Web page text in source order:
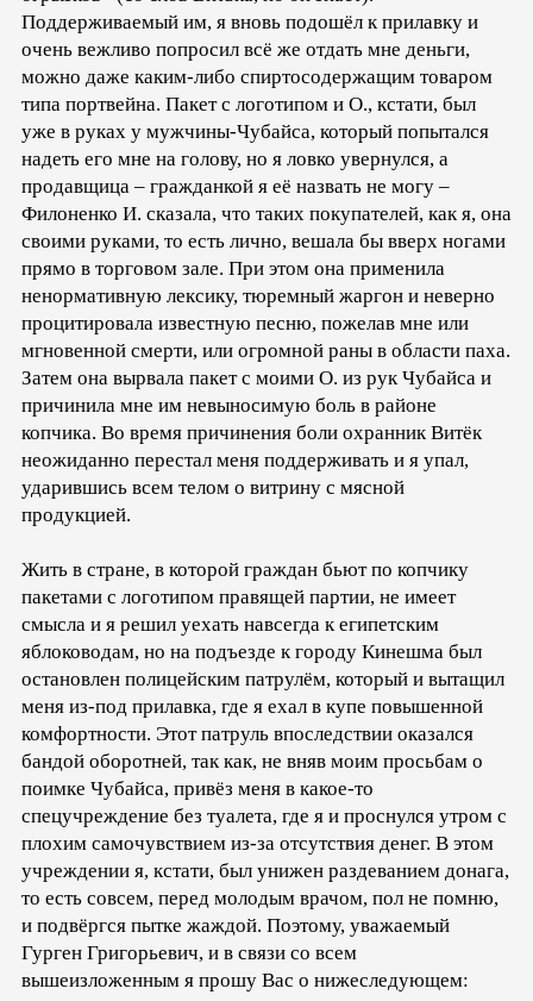
Поддерживаемый им, я вновь подошёл к прилавку и
очень вежливо попросил всё же отдать мне деньги,
можно даже каким-либо спиртосодержащим товаром
типа портвейна. Пакет с логотипом и О., кстати, был
уже в руках у мужчины-Чубайса, который попытался
надеть его мне на голову, но я ловко увернулся, а
продавщица – гражданкой я её назвать не могу –
Филоненко И. сказала, что таких покупателей, как я, она
своими руками, то есть лично, вешала бы вверх ногами
прямо в торговом зале. При этом она применила
ненормативную лексику, тюремный жаргон и неверно
процитировала известную песню, пожелав мне или
мгновенной смерти, или огромной раны в области паха.
Затем она вырвала пакет с моими О. из рук Чубайса и
причинила мне им невыносимую боль в районе
копчика. Во время причинения боли охранник Витёк
неожиданно перестал меня поддерживать и я упал,
ударившись всем телом о витрину с мясной
продукцией.
Жить в стране, в которой граждан бьют по копчику
пакетами с логотипом правящей партии, не имеет
смысла и я решил уехать навсегда к египетским
яблоководам, но на подъезде к городу Кинешма был
остановлен полицейским патрулём, который и вытащил
меня из-под прилавка, где я ехал в купе повышенной
комфортности. Этот патруль впоследствии оказался
бандой оборотней, так как, не вняв моим просьбам о
поимке Чубайса, привёз меня в какое-то
спецучреждение без туалета, где я и проснулся утром с
плохим самочувствием из-за отсутствия денег. В этом
учреждении я, кстати, был унижен раздеванием донага,
то есть совсем, перед молодым врачом, пол не помню,
и подвёргся пытке жаждой. Поэтому, уважаемый
Гурген Григорьевич, и в связи со всем
вышеизложенным я прошу Вас о нижеследующем: